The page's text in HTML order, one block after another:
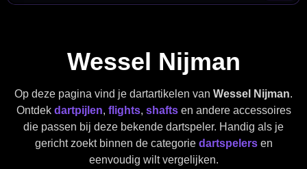
Wessel Nijman
Op deze pagina vind je dartartikelen van Wessel Nijman.
Ontdek dartpijlen, flights, shaftsen andere accessoires
die passen bij deze bekende dartspeler. Handig als je
gericht zoekt binnen de categorie dartspelersen
eenvoudig wilt vergelijken.